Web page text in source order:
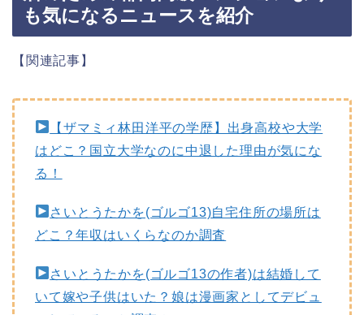
も気になるニュースを紹介
【関連記事】
【ザマミィ林田洋平の学歴】出身高校や大学
はどこ？国立大学なのに中退した理由が気にな
る！
さいとうたかを(ゴルゴ13)自宅住所の場所は
どこ？年収はいくらなのか調査
さいとうたかを(ゴルゴ13の作者)は結婚して
いて嫁や子供はいた？娘は漫画家としてデビュ